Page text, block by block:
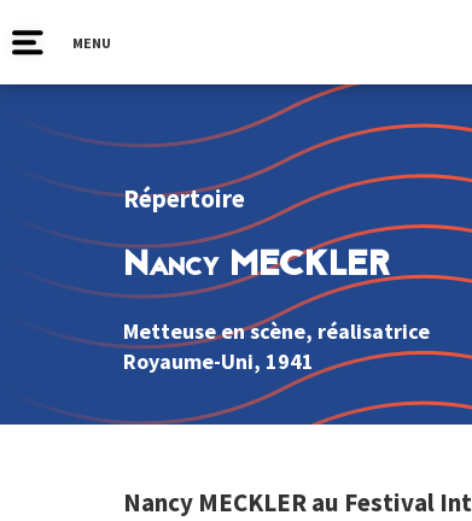
MENU
Répertoire
Nancy MECKLER
Metteuse en scène, réalisatrice
Royaume-Uni, 1941
Nancy MECKLER au Festival